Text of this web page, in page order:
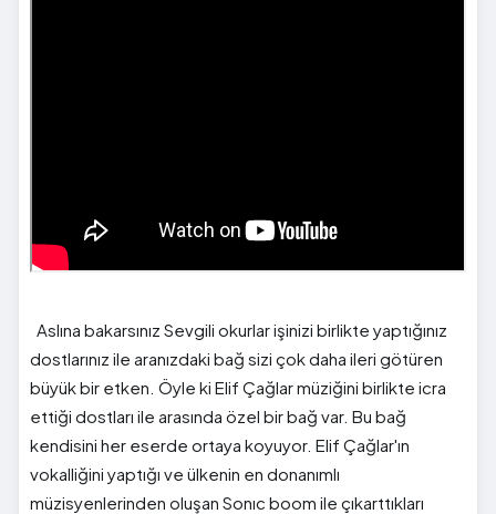
Aslına bakarsınız Sevgili okurlar işinizi birlikte yaptığınız
dostlarınız ile aranızdaki bağ sizi çok daha ileri götüren
büyük bir etken. Öyle ki Elif Çağlar müziğini birlikte icra
ettiği dostları ile arasında özel bir bağ var. Bu bağ
kendisini her eserde ortaya koyuyor. Elif Çağlar'ın
vokalliğini yaptığı ve ülkenin en donanımlı
müzisyenlerinden oluşan Sonıc boom ile çıkarttıkları